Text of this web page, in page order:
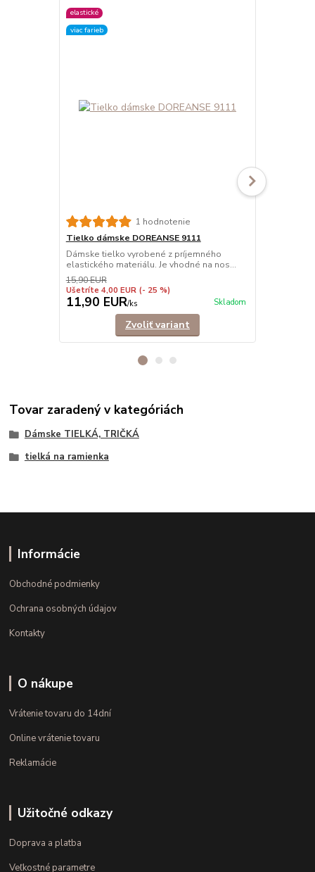
elastické
viac farieb
1 hodnotenie
Tielko dámske DOREANSE 9111
Dámske tielko vyrobené z príjemného
elastického materiálu. Je vhodné na nos...
15,90 EUR
Ušetríte 4,00 EUR (- 25 %)
11,90 EUR/ks Skladom
Zvoliť variant
Tovar zaradený v kategóriách
Dámske TIELKÁ, TRIČKÁ
tielká na ramienka
Informácie
Obchodné podmienky
Ochrana osobných údajov
Kontakty
O nákupe
Vrátenie tovaru do 14dní
Online vrátenie tovaru
Reklamácie
Užitočné odkazy
Doprava a platba
Veľkostné parametre